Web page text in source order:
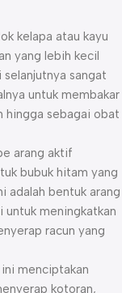
kelapa atau kayu
yang lebih kecil
sangat
untuk membakar
hingga sebagai obat
arang aktif
bubuk hitam yang
adalah bentuk arang
untuk meningkatkan
racun yang
menciptakan
kotoran,